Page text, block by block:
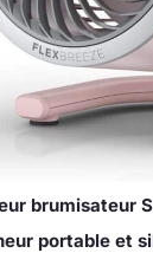
brumisateur
portable et